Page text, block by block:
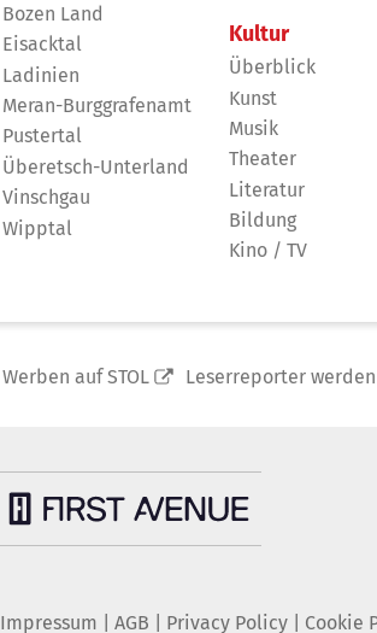
Bozen Land
Eisacktal
Ladinien
Meran-Burggrafenamt
Pustertal
Überetsch-Unterland
Vinschgau
Wipptal
Kultur
Überblick
Kunst
Musik
Theater
Literatur
Bildung
Kino / TV
Werben auf STOL Leserreporter werden
Impressum AGB Privacy Policy| Cookie